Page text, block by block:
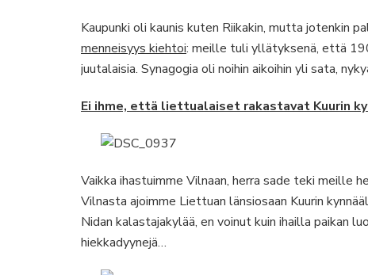
Kaupunki oli kaunis kuten Riikakin, mutta jotenkin
menneisyys kiehtoi: meille tuli yllätyksenä, että
juutalaisia. Synagogia oli noihin aikoihin yli sata,
Ei ihme, että liettualaiset rakastavat Kuurin
Vaikka ihastuimme Vilnaan, herra sade teki meille
Vilnasta ajoimme Liettuan länsiosaan Kuurin
Nidan kalastajakylää, en voinut kuin ihailla paikan
hiekkadyynejä…